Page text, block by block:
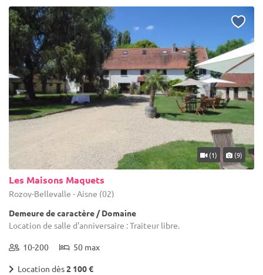
(1) (9)
Les Maisons Maquets
Rozoy-Bellevalle - Aisne (02)
Demeure de caractère / Domaine
Location de salle d'anniversaire : Traiteur libre.
10-200 50 max
Location dès2 100 €